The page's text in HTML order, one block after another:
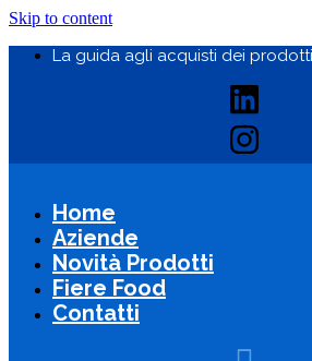
Skip to content
La guida agli acquisti dei
Home
Aziende
Novità Prodotti
Fiere Food
Contatti